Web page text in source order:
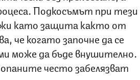
Подкосъмът при тези
като защита както от
че когато започне да се
може да бъде внушително.
често забелязват